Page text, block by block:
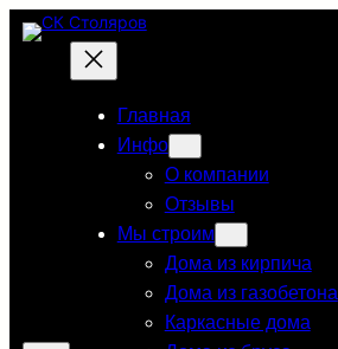
Перейти
содержимому
Главная
Инфо
О компании
Отзывы
Мы строим
Дома из кирпича
Дома из газобетона
Каркасные дома